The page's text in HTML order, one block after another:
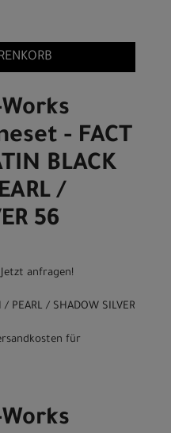
- FACT
BLACK
/
56
anfragen!
PEARL / SHADOW SILVER
für